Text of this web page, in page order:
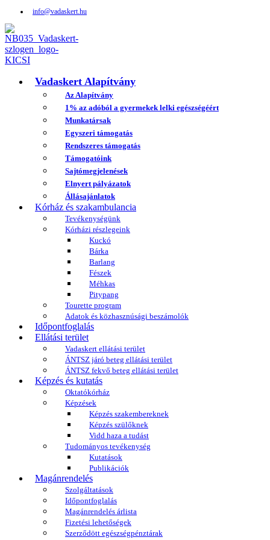
info@vadaskert.hu
Vadaskert Alapítvány
Az Alapítvány
1% az adóból a gyermekek lelki egészségéért
Munkatársak
Egyszeri támogatás
Rendszeres támogatás
Támogatóink
Sajtómegjelenések
Elnyert pályázatok
Állásajánlatok
Kórház és szakambulancia
Tevékenységünk
Kórházi részlegeink
Kuckó
Bárka
Barlang
Fészek
Méhkas
Pitypang
Tourette program
Adatok és közhasznúsági beszámolók
Időpontfoglalás
Ellátási terület
Vadaskert ellátási terület
ÁNTSZ járó beteg ellátási terület
ÁNTSZ fekvő beteg ellátási terület
Képzés és kutatás
Oktatókórház
Képzések
Képzés szakembereknek
Képzés szülőknek
Vidd haza a tudást
Tudományos tevékenység
Kutatások
Publikációk
Magánrendelés
Szolgáltatások
Időpontfoglalás
Magánrendelés árlista
Fizetési lehetőségek
Szerződött egészségpénztárak